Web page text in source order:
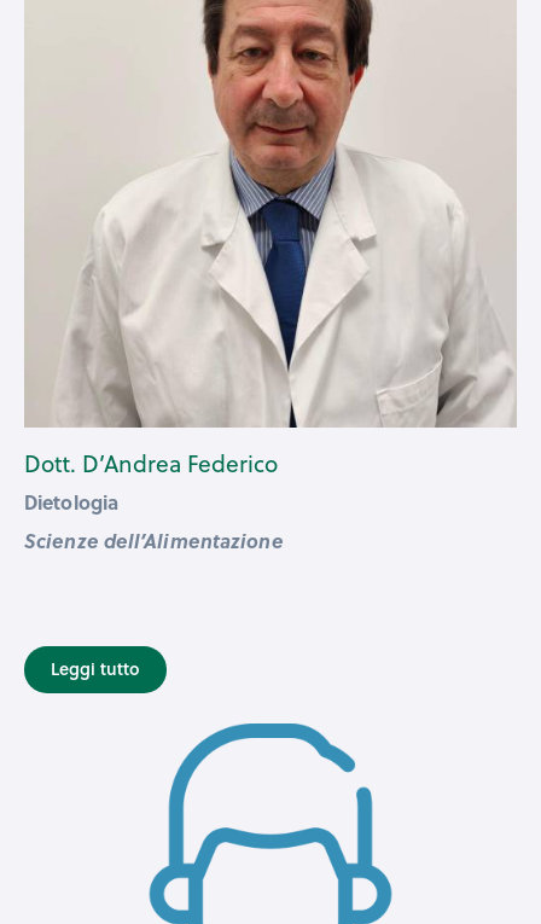
Dott. D’Andrea Federico
Dietologia
Scienze dell’Alimentazione
Leggi tutto